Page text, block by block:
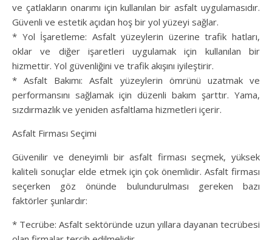
ve çatlakların onarımı için kullanılan bir asfalt uygulamasıdır.
Güvenli ve estetik açıdan hoş bir yol yüzeyi sağlar.
* Yol İşaretleme: Asfalt yüzeylerin üzerine trafik hatları,
oklar ve diğer işaretleri uygulamak için kullanılan bir
hizmettir. Yol güvenliğini ve trafik akışını iyileştirir.
* Asfalt Bakımı: Asfalt yüzeylerin ömrünü uzatmak ve
performansını sağlamak için düzenli bakım şarttır. Yama,
sızdırmazlık ve yeniden asfaltlama hizmetleri içerir.
Asfalt Firması Seçimi
Güvenilir ve deneyimli bir asfalt firması seçmek, yüksek
kaliteli sonuçlar elde etmek için çok önemlidir. Asfalt firması
seçerken göz önünde bulundurulması gereken bazı
faktörler şunlardır:
* Tecrübe: Asfalt sektöründe uzun yıllara dayanan tecrübesi